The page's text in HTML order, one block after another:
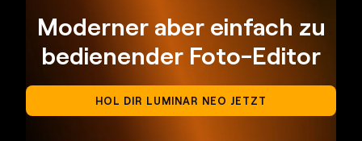
Moderner aber einfach zu
bedienender Foto-Editor
HOL DIR LUMINAR NEO JETZT